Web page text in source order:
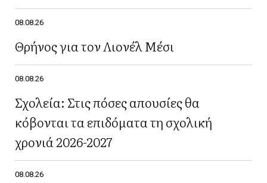
08.08.26
Θρήνος για τον Λιονέλ Μέσι
08.08.26
Σχολεία: Στις πόσες απουσίες θα
κόβονται τα επιδόματα τη σχολική
χρονιά 2026-2027
08.08.26